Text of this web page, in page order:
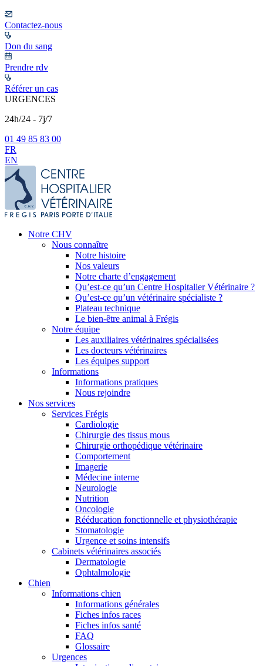
Contactez-nous
Don du sang
Prendre rdv
Référer un cas
URGENCES
24h/24 - 7j/7
01 49 85 83 00
FR
EN
Notre CHV
Nous connaître
Notre histoire
Nos valeurs
Notre charte d’engagement
Qu’est-ce qu’un Centre Hospitalier Vétérinaire ?
Qu’est-ce qu’un vétérinaire spécialiste ?
Plateau technique
Le bien-être animal à Frégis
Notre équipe
Les auxiliaires vétérinaires spécialisées
Les docteurs vétérinaires
Les équipes support
Informations
Informations pratiques
Nous rejoindre
Nos services
Services Frégis
Cardiologie
Chirurgie des tissus mous
Chirurgie orthopédique vétérinaire
Comportement
Imagerie
Médecine interne
Neurologie
Nutrition
Oncologie
Rééducation fonctionnelle et physiothérapie
Stomatologie
Urgence et soins intensifs
Cabinets vétérinaires associés
Dermatologie
Ophtalmologie
Chien
Informations chien
Informations générales
Fiches infos races
Fiches infos santé
FAQ
Glossaire
Urgences